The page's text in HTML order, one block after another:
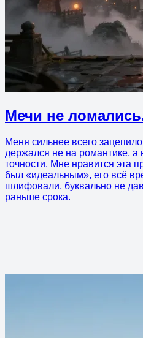
Мечи не
Меня сильнее всего
держался не на романтике,
точности. Мне нравится эта
был «идеальным», его всё
шлифовали, буквально не
раньше срока.